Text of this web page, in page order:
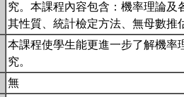
究。本課程內容包含：機率理論
其性質、統計檢定方法、無母數
本課程使學生能更進一步了解機率
究。
無